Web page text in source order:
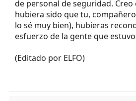
de personal de seguridad.
hubiera sido que tu,
lo sé muy bien), hubieras
esfuerzo de la gente que
(Editado por ELFO)